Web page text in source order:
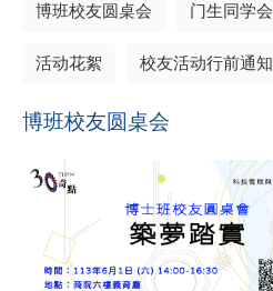
博班校友圆桌会 门生同学会
活动花絮 校友活动行前通知
博班校友圆桌会